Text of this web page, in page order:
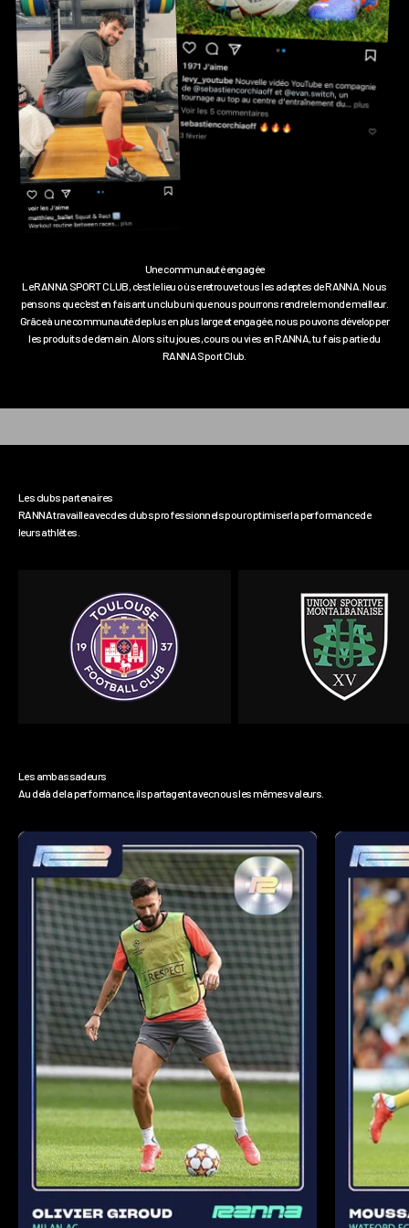
Le RANNA SPORT CLUB, c'est le lieu où se retrouve tous les adeptes de RANNA. Nous
pensons que c'est en faisant un club uni que nous pourrons rendre le monde meilleur.
Grâce à une communauté de plus en plus large et engagée, nous pouvons développer
les produits de demain. Alors si tu joues, cours ou vies en RANNA, tu fais partie du
RANNA Sport Club.
Les clubs partenaires
RANNA travaille avec des clubs professionnels pour optimiser la performance de
leurs athlètes.
Au delà de la performance, ils partagent avec nous les mêmes valeurs.